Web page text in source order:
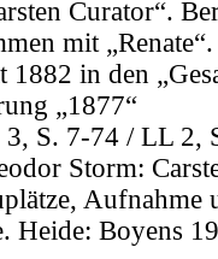
Curator“.
mit
1882 in den
„1877“
3, S. 7-74 / LL 2,
Storm:
Heide: Boyens